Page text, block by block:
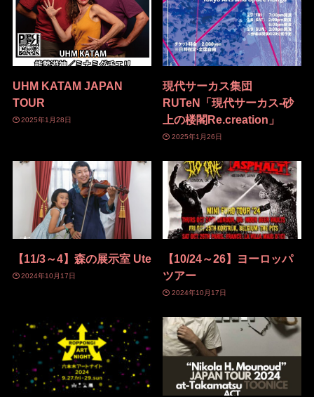
UHM KATAM JAPAN
TOUR
2025年1月28日
現代サーカス集団
RUTeN「現代サーカス-砂
上の楼閣Re.creation」
2025年1月26日
【11/3～4】森の展示室 Ute
2024年10月17日
【10/24～26】ヨーロッパ
ツアー
2024年10月17日